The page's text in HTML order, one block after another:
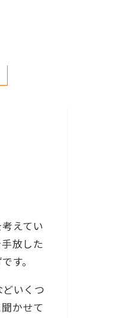
えてい
放した
す。
いくつ
かせて